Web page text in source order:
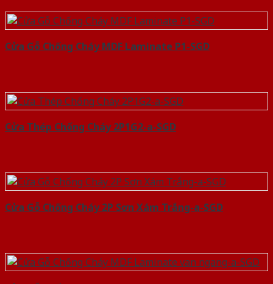
Cửa Gỗ Chống Cháy MDF Laminate P1-SGD
Cửa Thép Chống Cháy 2P1G2-a-SGD
Cửa Gỗ Chống Cháy 2P Sơn Xám Trắng-a-SGD